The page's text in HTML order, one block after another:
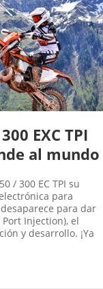
EXC TPI
al mundo
/ 300 EC TPI su
para
para dar
Injection), el
y desarrollo. ¡Ya